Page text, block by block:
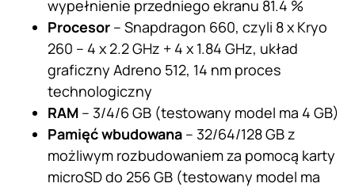
wypełnienie przedniego ekranu 81.4 %
Procesor – Snapdragon 660, czyli 8 x Kryo
260 – 4 x 2.2 GHz + 4 x 1.84 GHz, układ
graficzny Adreno 512, 14 nm proces
technologiczny
RAM – 3/4/6 GB (testowany model ma 4 GB)
Pamięć wbudowana – 32/64/128 GB z
możliwym rozbudowaniem za pomocą karty
microSD do 256 GB (testowany model ma